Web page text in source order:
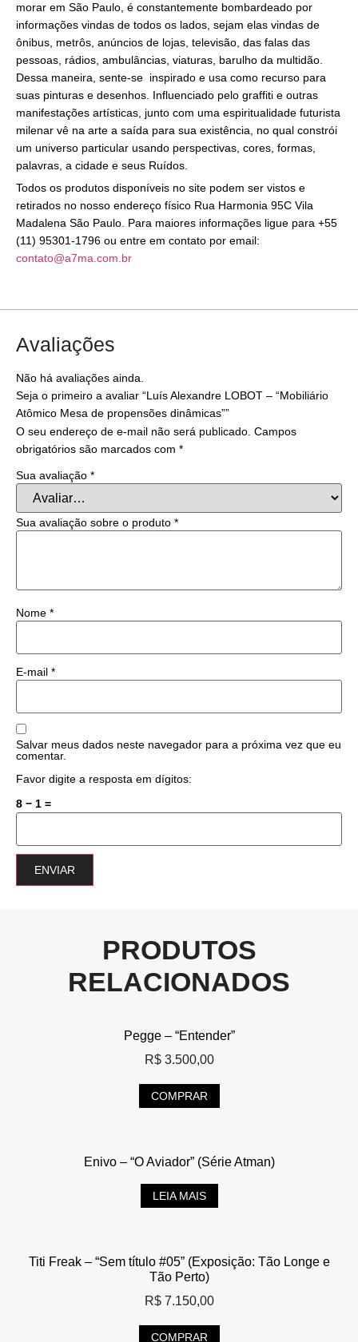
morar em São Paulo, é constantemente bombardeado por
informações vindas de todos os lados, sejam elas vindas de
ônibus, metrôs, anúncios de lojas, televisão, das falas das
pessoas, rádios, ambulâncias, viaturas, barulho da multidão.
Dessa maneira, sente-se inspirado e usa como recurso para
suas pinturas e desenhos. Influenciado pelo graffiti e outras
manifestações artísticas, junto com uma espiritualidade futurista
milenar vê na arte a saída para sua existência, no qual constrói
um universo particular usando perspectivas, cores, formas,
palavras, a cidade e seus Ruídos.
Todos os produtos disponíveis no site podem ser vistos e
retirados no nosso endereço físico Rua Harmonia 95C Vila
Madalena São Paulo. Para maiores informações ligue para +55
(11) 95301-1796 ou entre em contato por email:
contato@a7ma.com.br
Avaliações
Não há avaliações ainda.
Seja o primeiro a avaliar “Luís Alexandre LOBOT – “Mobiliário
Atômico Mesa de propensões dinâmicas””
O seu endereço de e-mail não será publicado. Campos
obrigatórios são marcados com *
Sua avaliação *
Sua avaliação sobre o produto *
Nome *
E-mail *
Salvar meus dados neste navegador para a próxima vez que eu
comentar.
Favor digite a resposta em dígitos:
8 − 1 =
PRODUTOS
RELACIONADOS
Pegge – “Entender”
R$3.500,00
COMPRAR
Enivo – “O Aviador” (Série Atman)
LEIA MAIS
Titi Freak – “Sem título #05” (Exposição: Tão Longe e
Tão Perto)
R$7.150,00
COMPRAR